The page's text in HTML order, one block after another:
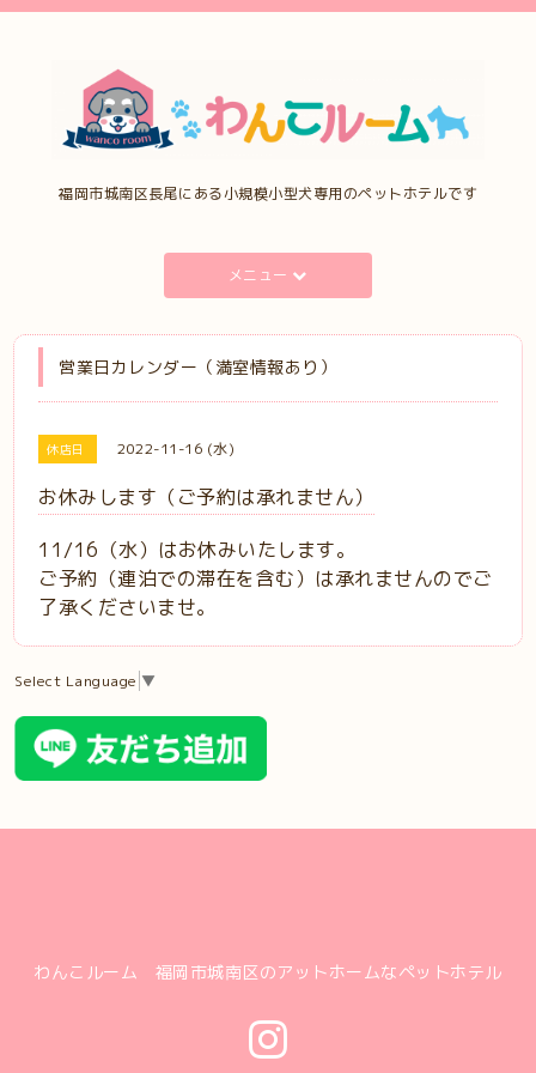
福岡市城南区長尾にある小規模小型犬専用のペットホテルです
メニュー
営業日カレンダー（満室情報あり）
休店日 2022-11-16 (水)
お休みします（ご予約は承れません）
11/16（水）はお休みいたします。
ご予約（連泊での滞在を含む）は承れませんのでご
了承くださいませ。
Select Language ▼
わんこルーム 福岡市城南区のアットホームなペットホテル